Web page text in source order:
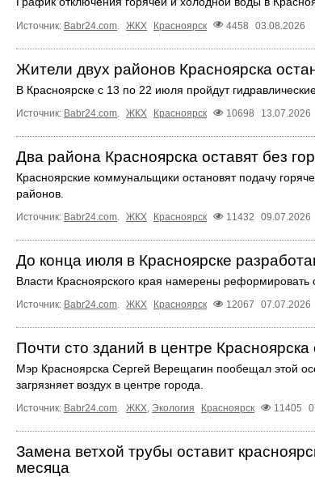
Источник: Babr24.com ЖКХ Красноярск 4458 03.08.2026
Жители двух районов Красноярска
В Красноярске с 13 по 22 июля пройдут
Источник: Babr24.com ЖКХ Красноярск 10698 13.07.2026
Два района Красноярска оставят без
Красноярские коммунальщики остановят подачу
районов.
Источник: Babr24.com ЖКХ Красноярск 11432 09.07.2026
До конца июля в Красноярске
Власти Красноярского края намерены
Источник: Babr24.com. ЖКХ Красноярск 12067 07.07.2026
Почти сто зданий в центре
Мэр Красноярска Сергей Верещагин пообещал этой
загрязняет воздух в центре города.
Источник: Babr24.com. ЖКХ, Экология Красноярск 11405
Замена ветхой трубы оставит
месяца